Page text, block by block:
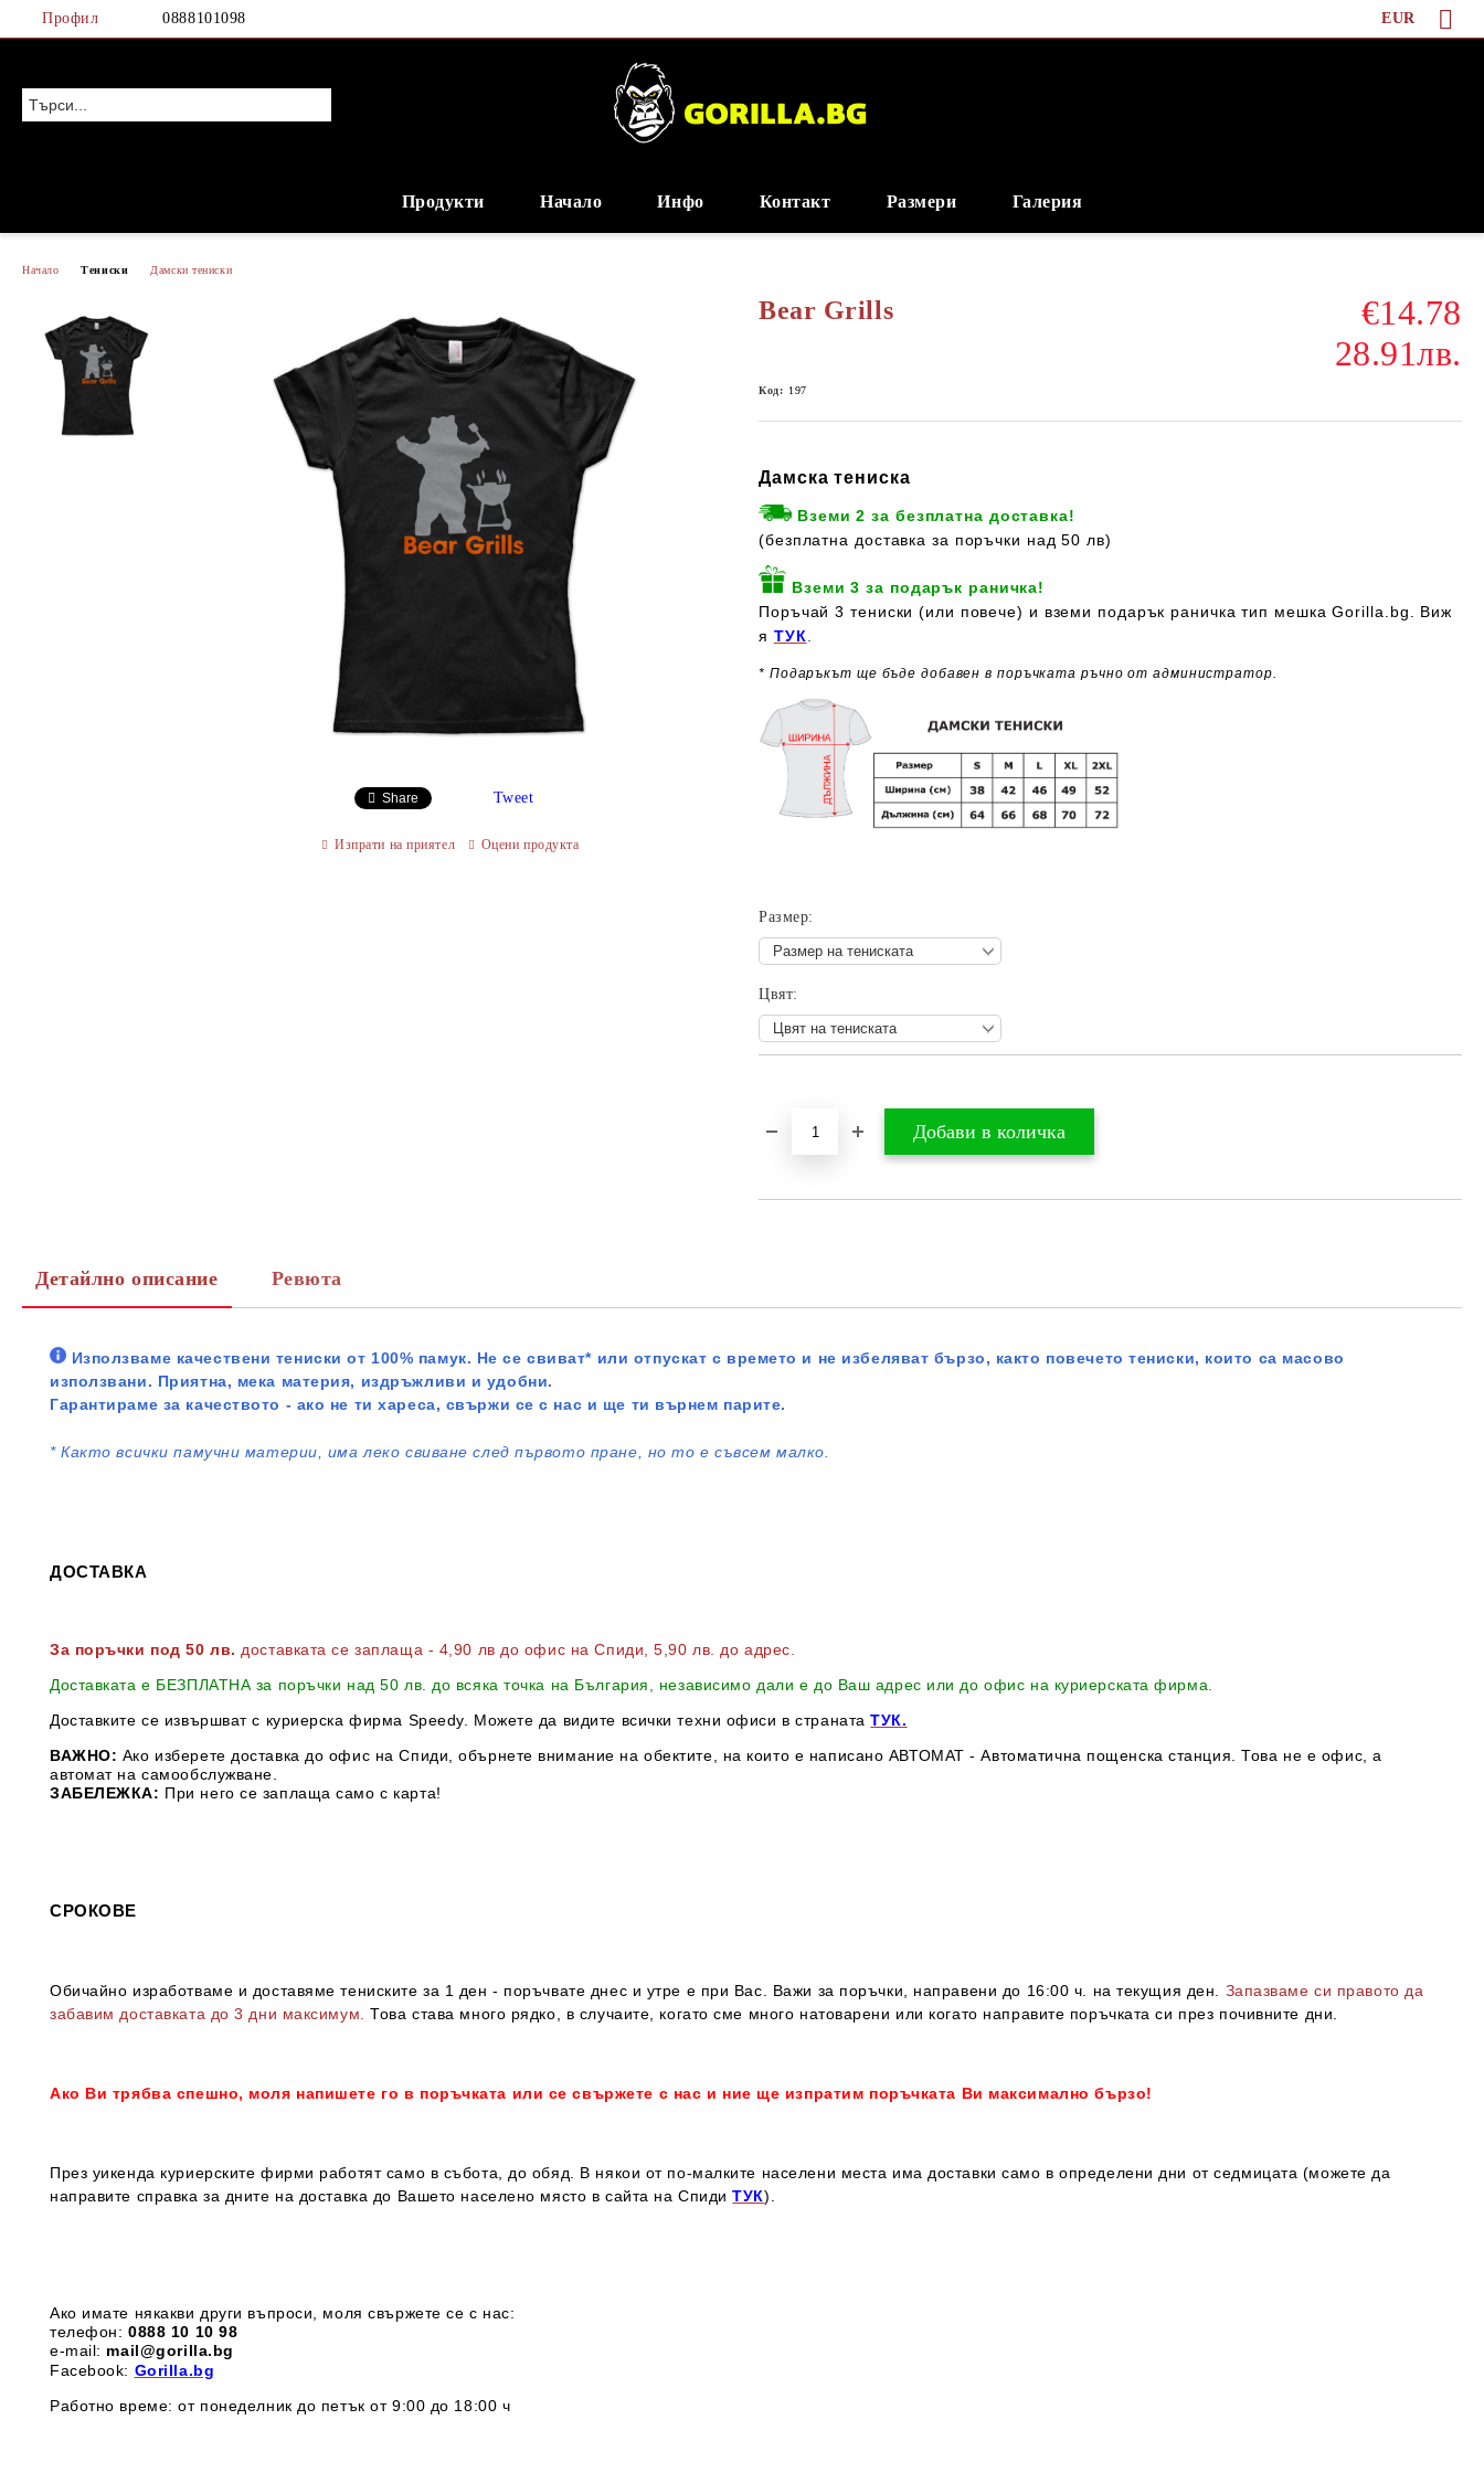
Профил 0888101098 EUR
Продукти Начало Инфо Контакт Размери Галерия
Начало Тениски Дамски тениски
Bear Grills
€14.78
28.91лв.
Код: 197
Дамска тениска
Вземи 2 за безплатна доставка!
(безплатна доставка за поръчки над 50 лв)
Вземи 3 за подарък раничка!
Поръчай 3 тениски (или повече) и вземи подарък раничка тип мешка Gorilla.bg. Виж
я ТУК
* Подаръкът ще бъде добавен в поръчката ръчно от администратор.
Размер:
Цвят:
Share Tweet
Изпрати на приятел Оцени продукта
Детайлно описание Ревюта
Използваме качествени тениски от 100% памук. Не се свиват* или отпускат с времето и не избеляват бързо, както повечето тениски, които са масово
използвани. Приятна, мека материя, издръжливи и удобни.
Гарантираме за качеството - ако не ти хареса, свържи се с нас и ще ти върнем парите.
*Както всички памучни материи, има леко свиване след първото пране, но то е съвсем малко.
ДОСТАВКА
За поръчки под 50 лв. доставката се заплаща - 4,90 лв до офис на Спиди , 5,90 лв. до адрес
Доставката е БЕЗПЛАТНА за поръчки над 50 лв. до всяка точка на България, независимо дали е до Ваш адрес или до офис на куриерската фирма.
Доставките се извършват с куриерска фирма Speedy. Можете да видите всички техни офиси в страната ТУК.
ВАЖНО: Ако изберете доставка до офис на Спиди, обърнете внимание на обектите, на които е написано АВТОМАТ - Автоматична пощенска станция. Това не е офис, а
автомат на самообслужване.
ЗАБЕЛЕЖКА: При него се заплаща само с карта!
СРОКОВЕ
Обичайно изработваме и доставяме тениските за 1 ден - поръчвате днес и утре е при Вас. Важи за поръчки, направени до 16:00 ч. на текущия ден. Запазваме си правото да
забавим доставката до 3 дни максимум.
Това става много рядко, в случаите, когато сме много натоварени или когато направите поръчката си през почивните дни.
Ако Ви трябва спешно, моля напишете го в поръчката или се свържете с нас и ние ще изпратим поръчката Ви максимално бързо!
През уикенда куриерските фирми работят само в събота, до обяд. В някои от по-малките населени места има доставки само в определени дни от седмицата (можете да
направите справка за дните на доставка до Вашето населено място в сайта на СпидиТУК).
Ако имате някакви други въпроси, моля свържете се с нас:
телефон:0888 10 10 98
e-mail: mail@gorilla.bg
Facebook: Gorilla.bg
Работно време: от понеделник до петък от 9:00 до 18:00 ч